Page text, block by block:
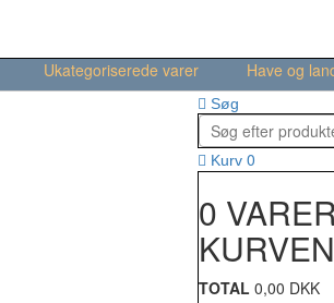
Ukategoriserede varer Have og
Søg
Kurv 0
0
KURVEN
TOTAL 0,00 DKK